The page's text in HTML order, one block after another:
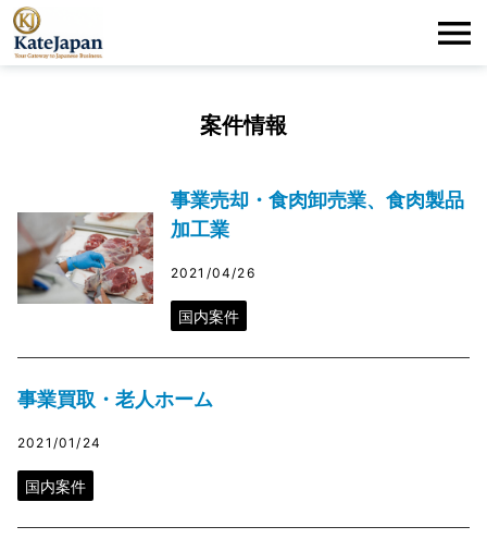
KateJapan
LLC
案件情報
事業売却・⾷⾁卸売業、⾷⾁製品
加⼯業
2021/04/26
国内案件
事業買取・老人ホーム
2021/01/24
国内案件